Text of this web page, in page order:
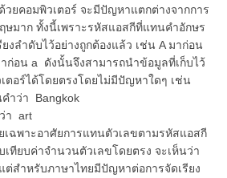
อมพิวเตอร์ จะมีปัญหาแตกต่างจากการ
ษมาก ทั้งนี้เพราะรหัสแอสกีที่แทนคำอักษร
งลำดับไว้อย่างถูกต้องแล้ว เช่น A มาก่อน
ก่อน a ดังนั้นจึงสามารถนำข้อมูลที่เก็บไว้
ตอร์ได้โดยตรงโดยไม่มีปัญหาใดๆ เช่น
า Bangkok
art
พาะอาศัยการแทนตัวเลขตามรหัสแอสกี
เทียบค่าจำนวนตัวเลขโดยตรง จะเห็นว่า
ต่สำหรับภาษาไทยมีปัญหาต่อการจัดเรียง